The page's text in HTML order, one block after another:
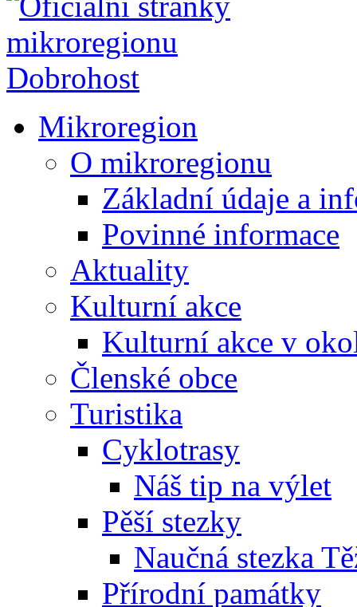
Mikroregion
O mikroregionu
Základní údaje a
Povinné informace
Aktuality
Kulturní akce
Kulturní akce v
Členské obce
Turistika
Cyklotrasy
Náš tip na výlet
Pěší stezky
Naučná stezka
Přírodní památky